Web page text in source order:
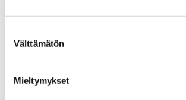
valinta
Välttämätön
Mieltymykset
26 maaliskuun, 2018
Teemmekö Porissa myönteisiä päätöksiä